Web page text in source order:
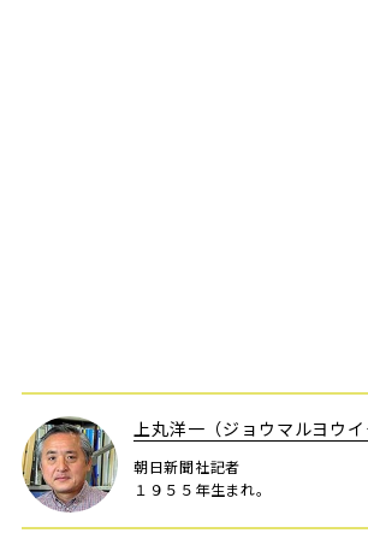
上丸洋一（ジョウマルヨウ
朝日新聞社記者
１９５５年生まれ。